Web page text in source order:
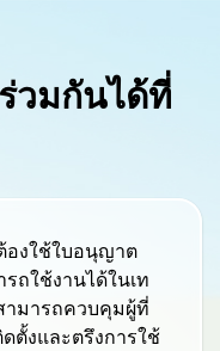
วมกันได้ที่
องใช้ใบอนุญาต
ถใช้งานได้ในเท
ามารถควบคุมผู้ที่
ตั้งและตรึงการใช้